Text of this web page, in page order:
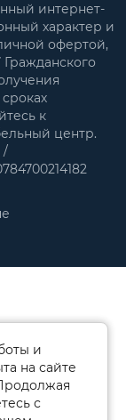
интернет-
характер и
офертой,
к
центр.
/
и
на сайте
с